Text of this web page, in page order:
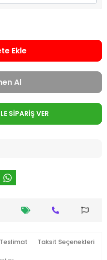
Ekle
Al
SİPARİŞ VER
Taksit Seçenekleri